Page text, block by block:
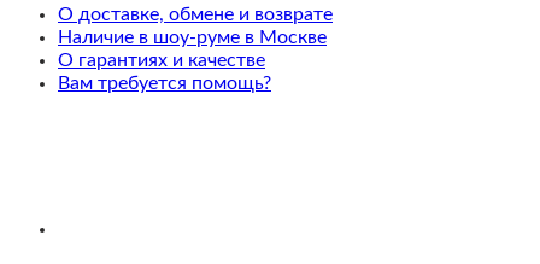
для
кормления
Black
c
О доставке, обмене и возврате
Наличие в шоу-руме в Москве
О гарантиях и качестве
Вам требуется помощь?